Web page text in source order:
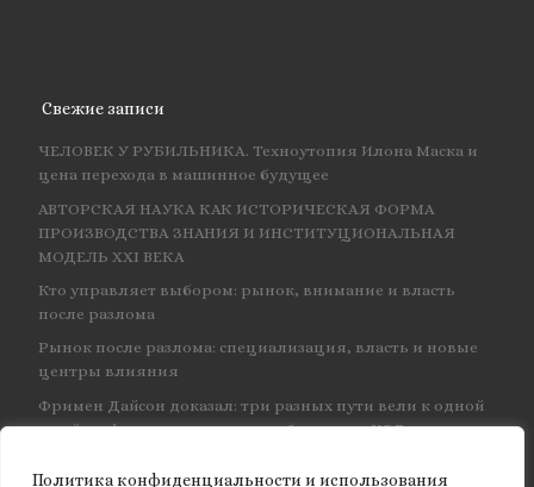
Политика конфиденциальности и использования
Свежие записи
ЧЕЛОВЕК У РУБИЛЬНИКА. Техноутопия Илона Маска и
цена перехода в машинное будущее
АВТОРСКАЯ НАУКА КАК ИСТОРИЧЕСКАЯ ФОРМА
ПРОИЗВОДСТВА ЗНАНИЯ И ИНСТИТУЦИОНАЛЬНАЯ
МОДЕЛЬ XXI ВЕКА
Кто управляет выбором: рынок, внимание и власть
после разлома
Рынок после разлома: специализация, власть и новые
центры влияния
Фримен Дайсон доказал: три разных пути вели к одной
и той же физике — и навсегда объединил КЭД